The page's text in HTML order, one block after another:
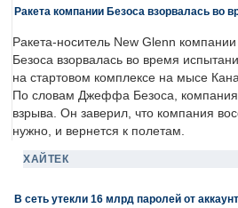
Ракета компании Безоса взорвалась во
Ракета-носитель New Glenn
Безоса взорвалась во время
на стартовом комплексе на мысе
По словам Джеффа Безоса,
взрыва. Он заверил, что компания
нужно, и вернется к полетам.
ХАЙТЕК
В сеть утекли 16 млрд паролей от